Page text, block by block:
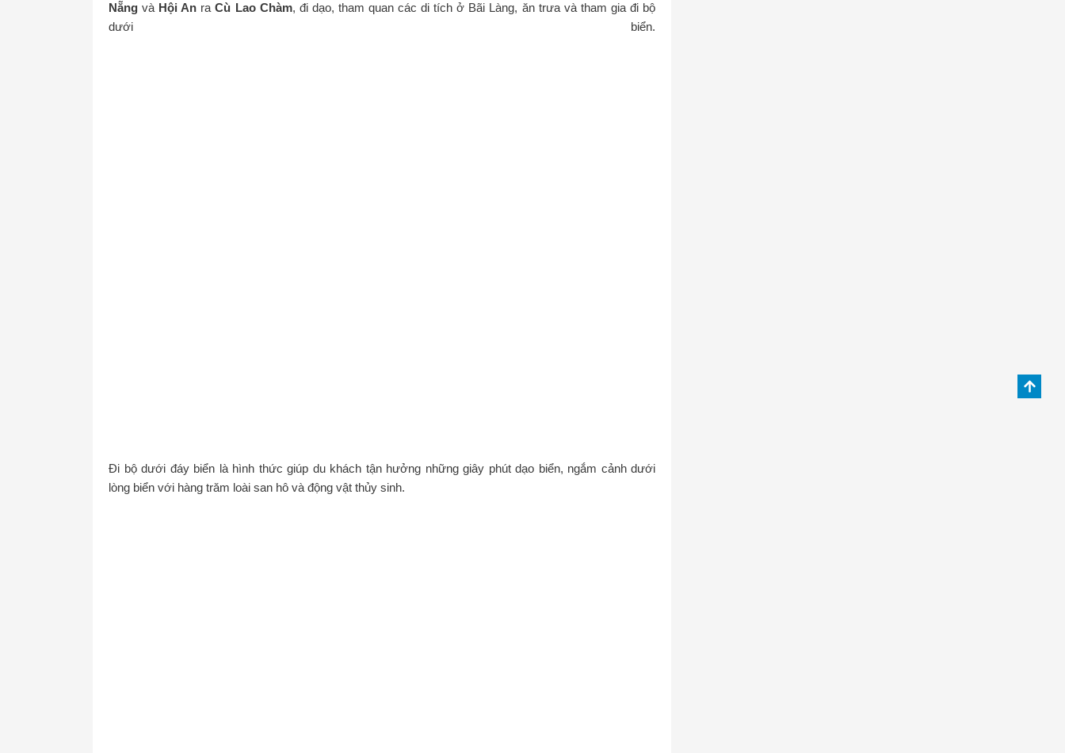
Nẵng và Hội An raCù Lao Chàm, đi dạo, tham quan các di tích ở Bãi Làng, ăn trưa và tham gia đi bộ
dưới biển.
Đi bộ dưới đáy biển là hình thức giúp du khách tận hưởng những giây phút dạo biển, ngắm cảnh dưới
lòng biển với hàng trăm loài san hô và động vật thủy sinh.